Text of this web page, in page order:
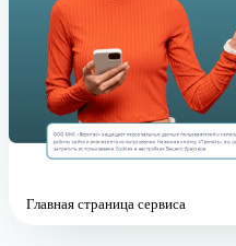
Главная страница сервиса